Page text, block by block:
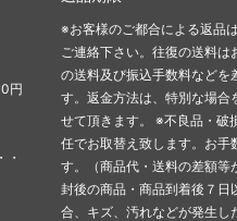
円
※お客様のご都合による返品
ご連絡下さい。往復の送料
の送料及び振込手数料などを
す。返金方法は、特別な場合
せて頂きます。 ※不良品・破
任でお取替え致します。お手
す。（商品代・送料の差額等
封後の商品・商品到着後７日
合、キズ、汚れなどが発生し